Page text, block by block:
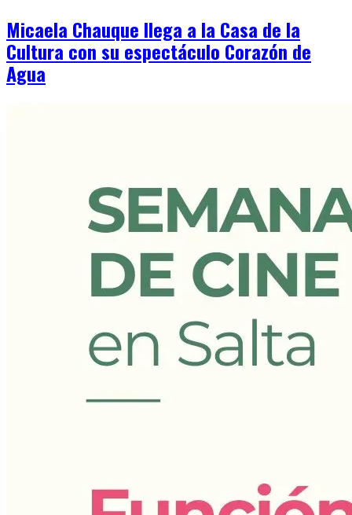
Micaela Chauque llega a la Casa de la
Cultura con su espectáculo Corazón de
Agua